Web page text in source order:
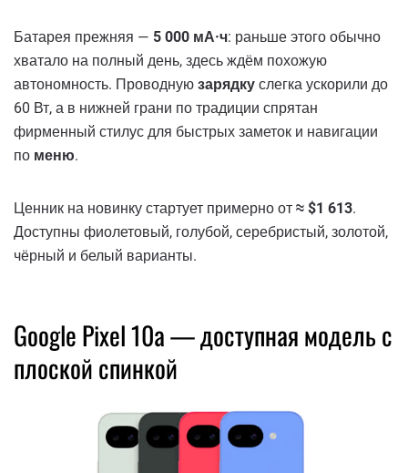
Батарея прежняя — 5 000 мА·ч: раньше этого обычно
хватало на полный день, здесь ждём похожую
автономность. Проводную зарядку слегка ускорили до
60 Вт, а в нижней грани по традиции спрятан
фирменный стилус для быстрых заметок и навигации
по меню.
Ценник на новинку стартует примерно от ≈ $1 613.
Доступны фиолетовый, голубой, серебристый, золотой,
чёрный и белый варианты.
Google Pixel 10a — доступная модель с
плоской спинкой